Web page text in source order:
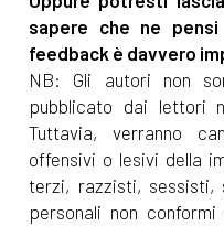
sapere che ne
feedback è davvero
NB: Gli autori non
pubblicato dai lettori
Tuttavia, verranno
offensivi o lesivi della
terzi, razzisti, sessisti,
personali non